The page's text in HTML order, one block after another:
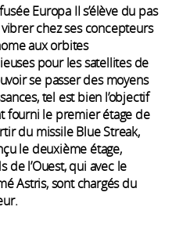
Europa II s’élève du pas
chez ses concepteurs
aux orbites
pour les satellites de
se passer des moyens
tel est bien l’objectif
fourni le premier étage de
du missile Blue Streak,
le deuxième étage,
de l’Ouest, qui avec le
Astris, sont chargés du